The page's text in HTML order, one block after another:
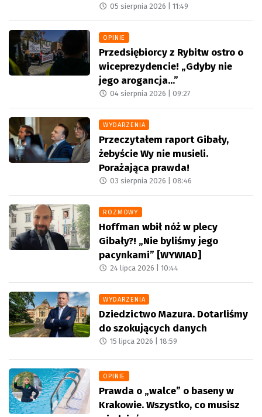
05 sierpnia 2026 |11:49
OPINIE
Przedsiębiorcy z Rybitw ostro o
wiceprezydencie! „Gdyby nie
jego arogancja...”
04 sierpnia 2026 |09:27
WYDARZENIA
Przeczytałem raport Gibały,
żebyście Wy nie musieli.
Porażająca prawda!
03 sierpnia 2026 |08:46
ROZMOWY
Hoffman wbił nóż w plecy
Gibały?! „Nie byliśmy jego
pacynkami” [WYWIAD]
24 lipca 2026 |10:44
WYDARZENIA
Dziedzictwo Mazura. Dotarliśmy
do szokujących danych
15 lipca 2026 |18:59
OPINIE
Prawda o „walce” o baseny w
Krakowie. Wszystko, co musisz